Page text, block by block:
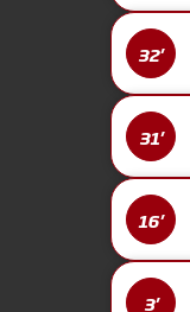
32'
31'
16'
3'